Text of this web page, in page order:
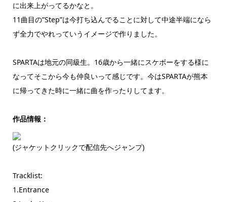
に出来上がってるかなと。
11曲目の”Step”は今打ち込んでることに対して中途半端になら
ず全力でやれっていうイメージで作りました。
SPARTAは地元の同級生。16歳から一緒にスケボーをする様に
なってそこから今も仲良いって感じです。今はSPARTAが熊本
に帰ってきた時に一緒に曲を作ったりしてます。
作品情報：
(ジャケットクリックで配信先へジャンプ)
Tracklist:
1.Entrance